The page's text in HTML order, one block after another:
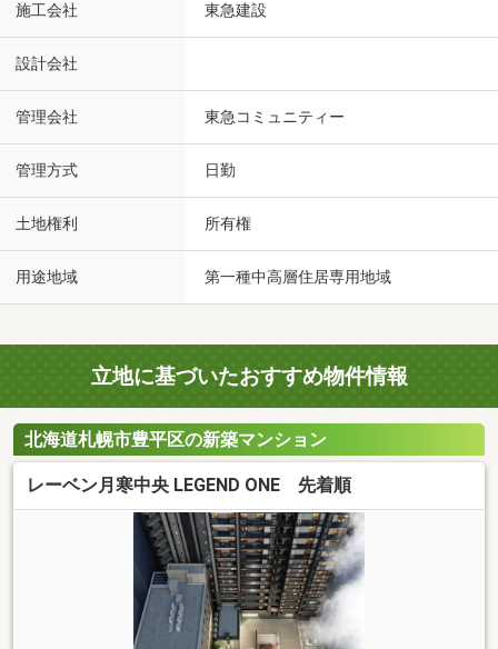
施工会社 東急建設
設計会社
管理会社 東急コミュニティー
管理方式 日勤
土地権利 所有権
用途地域 第一種中高層住居専用地域
立地に基づいたおすすめ物件情報
北海道札幌市豊平区の新築マンション
レーベン月寒中央 LEGEND ONE 先着順